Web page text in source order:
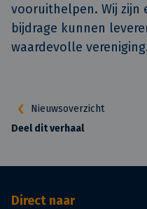
vooruithelpen. Wij zijn
bijdrage kunnen
waardevolle
Nieuwsoverzicht
Deel dit verhaal
Direct naar